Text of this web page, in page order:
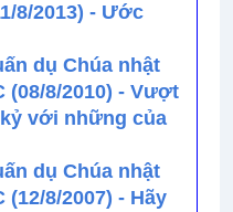
8/2013) - Ước
dụ Chúa nhật
(08/8/2010) - Vượt
với những của
dụ Chúa nhật
8/2007) - Hãy